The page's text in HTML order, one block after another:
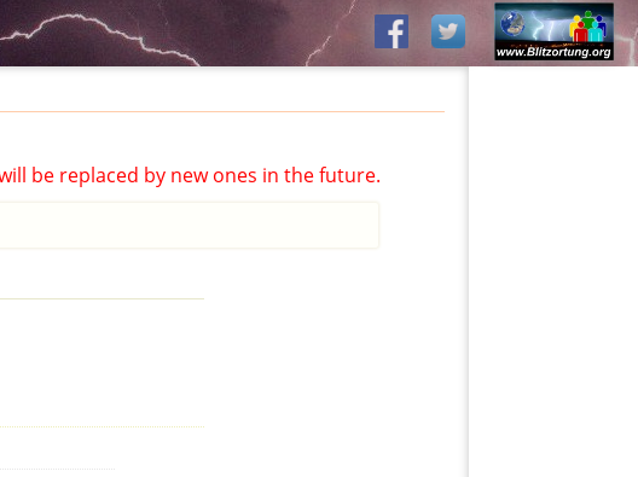
be replaced by new ones in the future.